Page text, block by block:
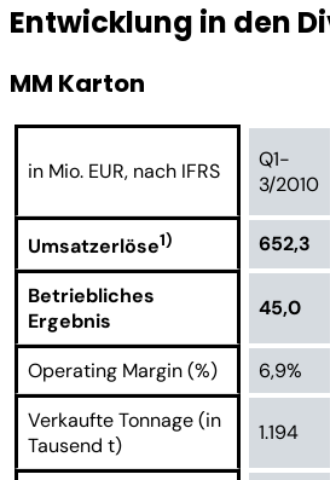
Entwicklung in den
MM Karton
in Mio. EUR, nach IFRS
Q1-
3/2010
Umsatzerlöse1) 652,3
Betriebliches
Ergebnis
45,0
Operating Margin (%) 6,9%
Verkaufte Tonnage (in
Tausend t)
1.194